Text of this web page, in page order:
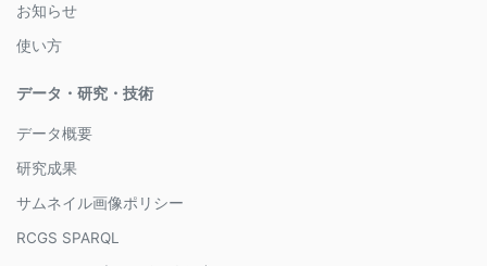
お知らせ
使い方
データ・研究・技術
データ概要
研究成果
サムネイル画像ポリシー
RCGS SPARQL